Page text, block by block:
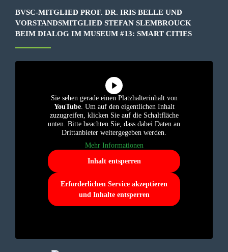
BVSC-MITGLIED PROF. DR. IRIS BELLE UND
VORSTANDSMITGLIED STEFAN SLEMBROUCK
BEIM DIALOG IM MUSEUM #13: SMART CITIES
Sie sehen gerade einen Platzhalterinhalt von
YouTube. Um auf den eigentlichen Inhalt
zuzugreifen, klicken Sie auf die Schaltfläche
unten. Bitte beachten Sie, dass dabei Daten an
Drittanbieter weitergegeben werden.
Mehr Informationen
Inhalt entsperren
Erforderlichen Service akzeptieren
und Inhalte entsperren